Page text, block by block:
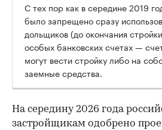
С тех пор как в середине 2019
было запрещено сразу
дольщиков (до окончания
особых банковских счетах —
могут вести стройку либо на
заемные средства.
На середину 2026 года
застройщикам одобрено